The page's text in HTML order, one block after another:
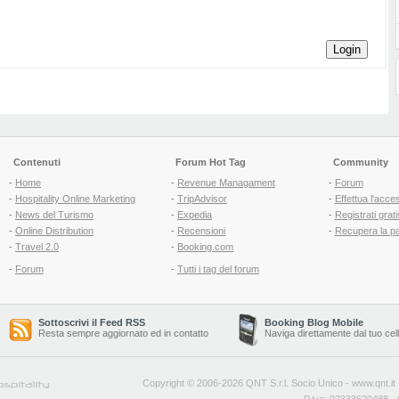
Login
Contenuti
- Home
- Hospitality Online Marketing
- News del Turismo
- Online Distribution
- Travel 2.0
- Forum
Forum Hot Tag
- Revenue Managament
- TripAdvisor
- Expedia
- Recensioni
- Booking.com
- Tutti i tag del forum
Community
- Forum
- Effettua
- Registrati
- Recupera la
Sottoscrivi il Feed RSS
Resta sempre aggiornato ed in contatto
Booking Blog Mobile
Naviga direttamente dal tuo
Copyright © 2006-2026 QNT S.r.l. Socio Unico - www.qnt.it